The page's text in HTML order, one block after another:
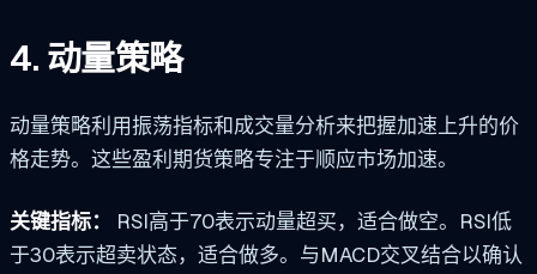
4. 动量策略
动量策略利用振荡指标和成交量分析来把握加速上升的价
格走势。这些盈利期货策略专注于顺应市场加速。
关键指标：
RSI高于70表示动量超买，适合做空。RSI低
于30表示超卖状态，适合做多。与MACD交叉结合以确认